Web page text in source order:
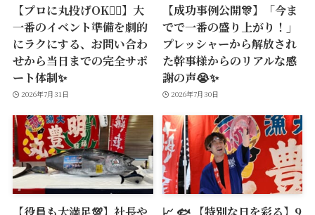
【プロに丸投げOK🙆‍♂️】大
一番のイベント準備を劇的
にラクにする、お問い合わ
せから当日までの完全サポ
ート体制✨
2026年7月31日
【成功事例公開🎊】「今ま
でで一番の盛り上がり！」
プレッシャーから解放され
た幹事様からのリアルな感
謝の声😭✨
2026年7月30日
【役員も大満足💯】社長や 📈 🐟 【特別な日を彩る】9